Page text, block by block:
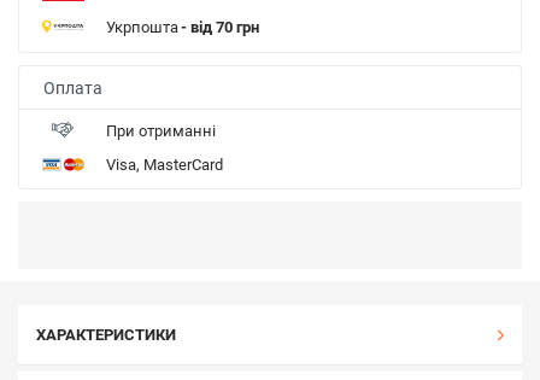
Укрпошта- від 70 грн
Оплата
При отриманні
Visa, MasterCard
ХАРАКТЕРИСТИКИ